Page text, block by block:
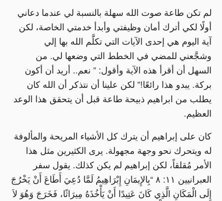
لم تكن طاعة صوت الله سهلة بالنسبة لي عندما دعاني
أولًا لكي أترك أمان وظيفتي وأبدأ خدمتي الخاصة، لكن
آية اليوم هي إحدى الآيات التي تكلَّم الله بها إلي
وشجَّعني للمضي في الخطط التي وضعها لي. من
السهل أن أقرأ هذه الآية وأقول: ” نعم.. أريد أن أكون
بركة. يبدو هذا رائعًا!” لكن علينا أن نتذكر أن الله كان
يطلب من ابراهيم ذبيحة طاعة قبل أن يتحقق هذا الوعد
العظيم.
كان على إبراهيم أن يترك كل الأشياء المريحة والمألوفة
له ويتحرك نحو وجهة مجهولة. يرى الكثيرين مثل هذا
الأمر مُقلقاً، لكن إبراهيم لم يكن كذلك. يقول سفر
العبرانيين ١١: ٨ “بِالإِيمَانِ إِبْرَاهِيمُ لَمَّا دُعِيَ أَطَاعَ أَنْ يَخْرُجَ
إِلَى الْمَكَانِ الَّذِي كَانَ عَتِيدًا أَنْ يَأْخُذَهُ مِيرَاثًا، فَخَرَجَ وَهُوَ لاَ